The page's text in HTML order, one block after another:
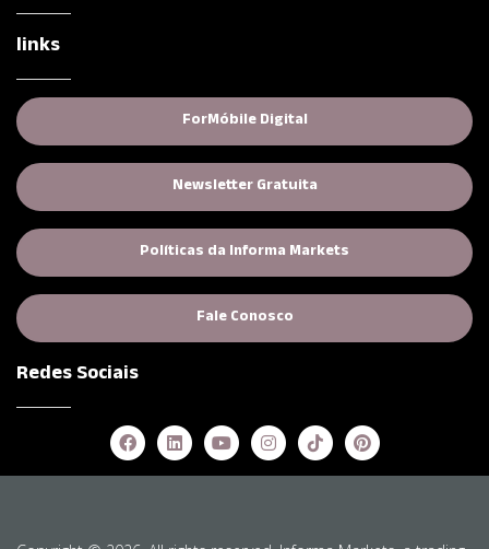
links
ForMóbile Digital
Newsletter Gratuita
Políticas da Informa Markets (opens in new tab)
Fale Conosco
Redes Sociais